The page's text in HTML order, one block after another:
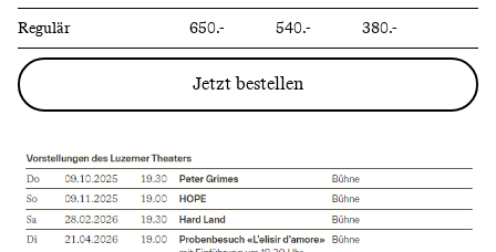
Regulär
650.- 540.- 380.-
Jetzt bestellen